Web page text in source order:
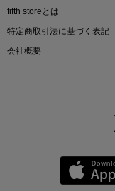
マストバイアイテム
fifth storeとは
特定商取引法に基づく表記
会社概要